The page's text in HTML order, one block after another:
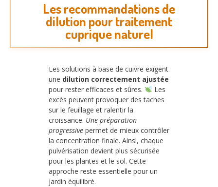
Les recommandations de
dilution pour traitement
cuprique naturel
Les solutions à base de cuivre exigent
une dilution correctement ajustée
pour rester efficaces et sûres.
Les
excès peuvent provoquer des taches
sur le feuillage et ralentir la
croissance. Une préparation
progressive permet de mieux contrôler
la concentration finale. Ainsi, chaque
pulvérisation devient plus sécurisée
pour les plantes et le sol. Cette
approche reste essentielle pour un
jardin équilibré.